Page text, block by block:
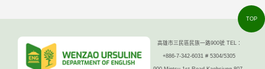
高雄市三民區民族一路900號 TEL：
+886-7-342-6031 # 5304/5305
TOP